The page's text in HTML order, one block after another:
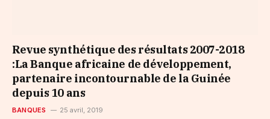
Revue synthétique des résultats 2007-2018
:La Banque africaine de développement,
partenaire incontournable de la Guinée
depuis 10 ans
BANQUES 25 avril, 2019